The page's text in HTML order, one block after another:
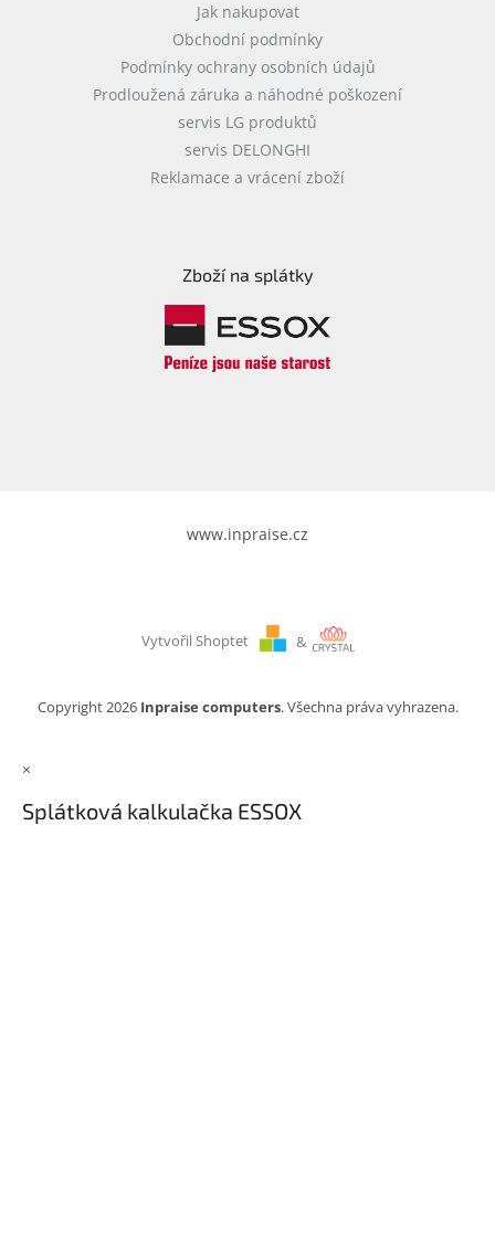
Jak nakupovat
Obchodní podmínky
Podmínky ochrany osobních údajů
Prodloužená záruka a náhodné poškození
servis LG produktů
servis DELONGHI
Reklamace a vrácení zboží
Zboží na splátky
www.inpraise.cz
Vytvořil Shoptet &
Copyright 2026 Inpraise computers. Všechna práva vyhrazena.
×
Splátková kalkulačka ESSOX